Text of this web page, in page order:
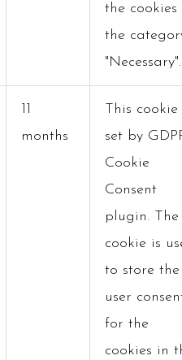
the cookies
the
"Necessary".
11
months
This cookie
set by
Cookie
Consent
plugin. The
cookie is
to store the
user
for the
cookies in